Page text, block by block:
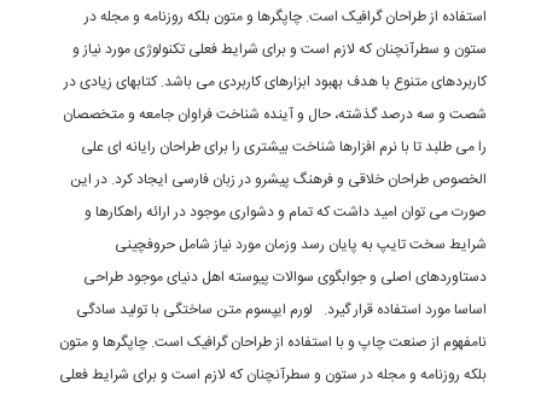
استفاده از طراحان گرافیک است. چاپگرها و متون بلکه روزنامه و مجله در
ستون و سطرآنچنان که لازم است و برای شرایط فعلی تکنولوژی مورد نیاز و
کاربردهای متنوع با هدف بهبود ابزارهای کاربردی می باشد. کتابهای زیادی در
شصت و سه درصد گذشته، حال و آینده شناخت فراوان جامعه و متخصصان
را می طلبد تا با نرم افزارها شناخت بیشتری را برای طراحان رایانه ای علی
الخصوص طراحان خلاقی و فرهنگ پیشرو در زبان فارسی ایجاد کرد. در این
صورت می توان امید داشت که تمام و دشواری موجود در ارائه راهکارها و
شرایط سخت تایپ به پایان رسد وزمان مورد نیاز شامل حروفچینی
دستاوردهای اصلی و جوابگوی سوالات پیوسته اهل دنیای موجود طراحی
اساسا مورد استفاده قرار گیرد. لورم ایپسوم متن ساختگی با تولید سادگی
نامفهوم از صنعت چاپ و با استفاده از طراحان گرافیک است. چاپگرها و متون
بلکه روزنامه و مجله در ستون و سطرآنچنان که لازم است و برای شرایط فعلی